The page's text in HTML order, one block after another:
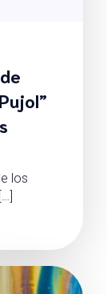
los